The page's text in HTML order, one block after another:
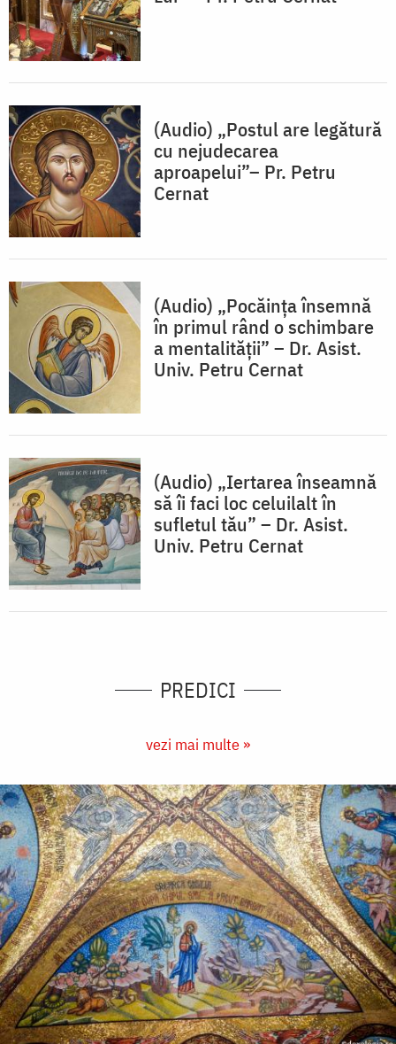
(Audio) „Postul are legătură
cu nejudecarea
aproapelui”– Pr. Petru
Cernat
(Audio) „Pocăința însemnă
în primul rând o schimbare
a mentalității” – Dr. Asist.
Univ. Petru Cernat
(Audio) „Iertarea înseamnă
să îi faci loc celuilalt în
sufletul tău” – Dr. Asist.
Univ. Petru Cernat
PREDICI
vezi mai multe »